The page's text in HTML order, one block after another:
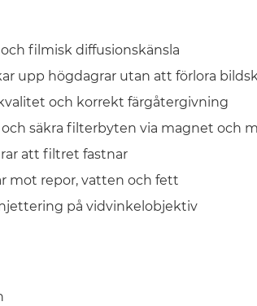
filmisk diffusionskänsla
upp högdagrar utan att förlora
och korrekt färgåtergivning
säkra filterbyten via magnet och
att filtret fastnar
mot repor, vatten och fett
på vidvinkelobjektiv